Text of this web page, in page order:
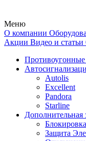
Меню
О компании
Акции Видео и статьи
Autolis
Excellent
Pandora
Starline
Дополнительная
Защита